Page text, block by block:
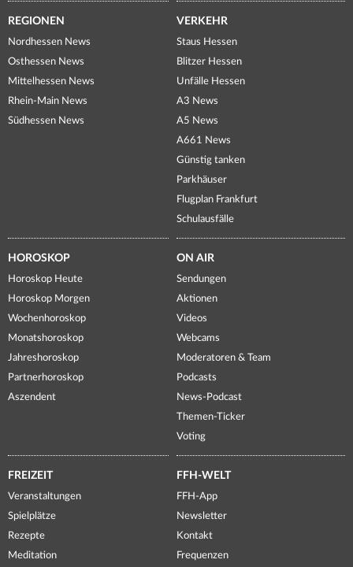
REGIONEN
Nordhessen News
Osthessen News
Mittelhessen News
Rhein-Main News
Südhessen News
VERKEHR
Staus Hessen
Blitzer Hessen
Unfälle Hessen
A3 News
A5 News
A661 News
Günstig tanken
Parkhäuser
Flugplan Frankfurt
Schulausfälle
HOROSKOP
Horoskop Heute
Horoskop Morgen
Wochenhoroskop
Monatshoroskop
Jahreshoroskop
Partnerhoroskop
Aszendent
ON AIR
Sendungen
Aktionen
Videos
Webcams
Moderatoren & Team
Podcasts
News-Podcast
Themen-Ticker
Voting
FREIZEIT
Veranstaltungen
Spielplätze
Rezepte
Meditation
FFH-WELT
FFH-App
Newsletter
Kontakt
Frequenzen